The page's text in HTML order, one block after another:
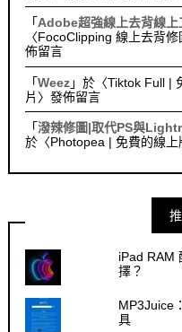
「Adobe超強線上去背線上
〈FocoClipping 線上去背
佈留言
「Weez」於〈Tiktok Full |
片 〉發佈留言
「潑辣修圖|取代PS與
於〈Photopea | 免費的線
iPad RAM
擇？
MP3Juice
具